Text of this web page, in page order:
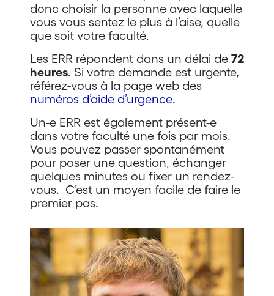
donc choisir la personne avec laquelle
vous vous sentez le plus à l’aise, quelle
que soit votre faculté.
Les ERR répondent dans un délai de 72
heures. Si votre demande est urgente,
référez-vous à la page web des
numéros d’aide d’urgence.
Un-e ERR est également présent-e
dans votre faculté une fois par mois.
Vous pouvez passer spontanément
pour poser une question, échanger
quelques minutes ou fixer un rendez-
vous. C’est un moyen facile de faire le
premier pas.